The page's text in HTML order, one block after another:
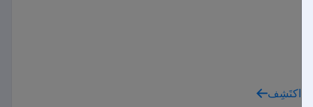
اكتَشِف